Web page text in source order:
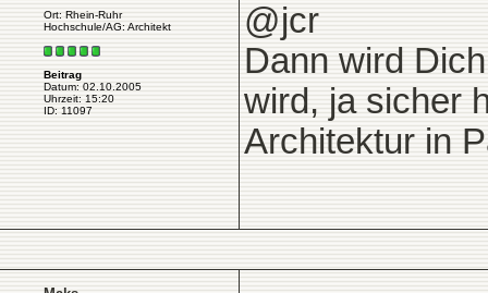
Ort: Rhein-Ruhr
Hochschule/AG: Architekt
Beitrag
Datum: 02.10.2005
Uhrzeit: 15:20
ID: 11097
@jcr
Dann wird
wird, ja sicher
Architektur in